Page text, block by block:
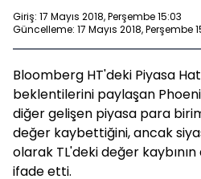
Giriş: 17 Mayıs 2018, Perşembe 15:03
Güncelleme: 17 Mayıs 2018, Perşembe
Bloomberg HT'deki Piyasa
beklentilerini paylaşan
diğer gelişen piyasa para
değer kaybettiğini, ancak
olarak TL'deki değer
ifade etti.